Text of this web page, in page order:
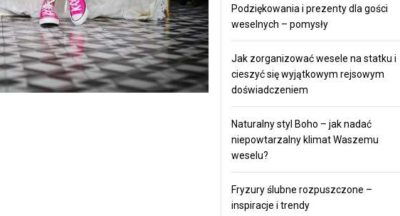
Podziękowania i prezenty dla gości
weselnych – pomysły
Jak zorganizować wesele na statku i
cieszyć się wyjątkowym rejsowym
doświadczeniem
Naturalny styl Boho – jak nadać
niepowtarzalny klimat Waszemu
weselu?
Fryzury ślubne rozpuszczone –
inspiracje i trendy